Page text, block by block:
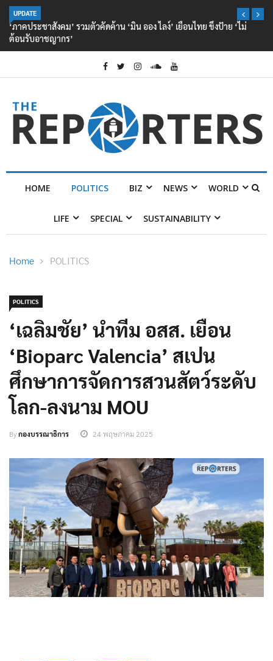
UPDATE
‘ภาคประชาสังคม’ รวมตัวคัดค้าน ‘มิน ออง ไลง์’ เยือนไทย ขึงป้าย ‘ไม่
ต้อนรับอาชญากร’
HOME POLITICS BIZ NEWS WORLD
LIFE SPECIAL SUSTAINABILITY
Home POLITICS
POLITICS
‘เฉลิมชัย’ นำทีม อสส. เยือน
‘Bioparc Valencia’ สเปน
ศึกษาการจัดการสวนสัตว์ระดับ
โลก-ลงนาม MOU
Byกองบรรณาธิการ 24 พฤษภาคม 2025